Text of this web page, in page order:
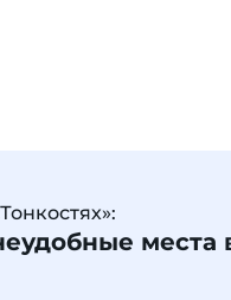
места